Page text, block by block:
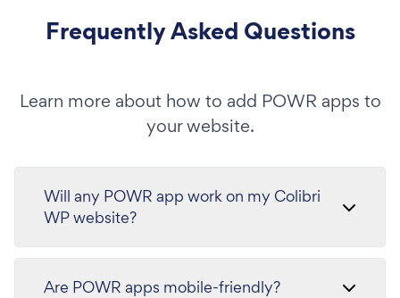
Frequently Asked Questions
Learn more about how to add POWR apps to
your website.
Will any POWR app work on my Colibri
WP website?
Are POWR apps mobile-friendly?